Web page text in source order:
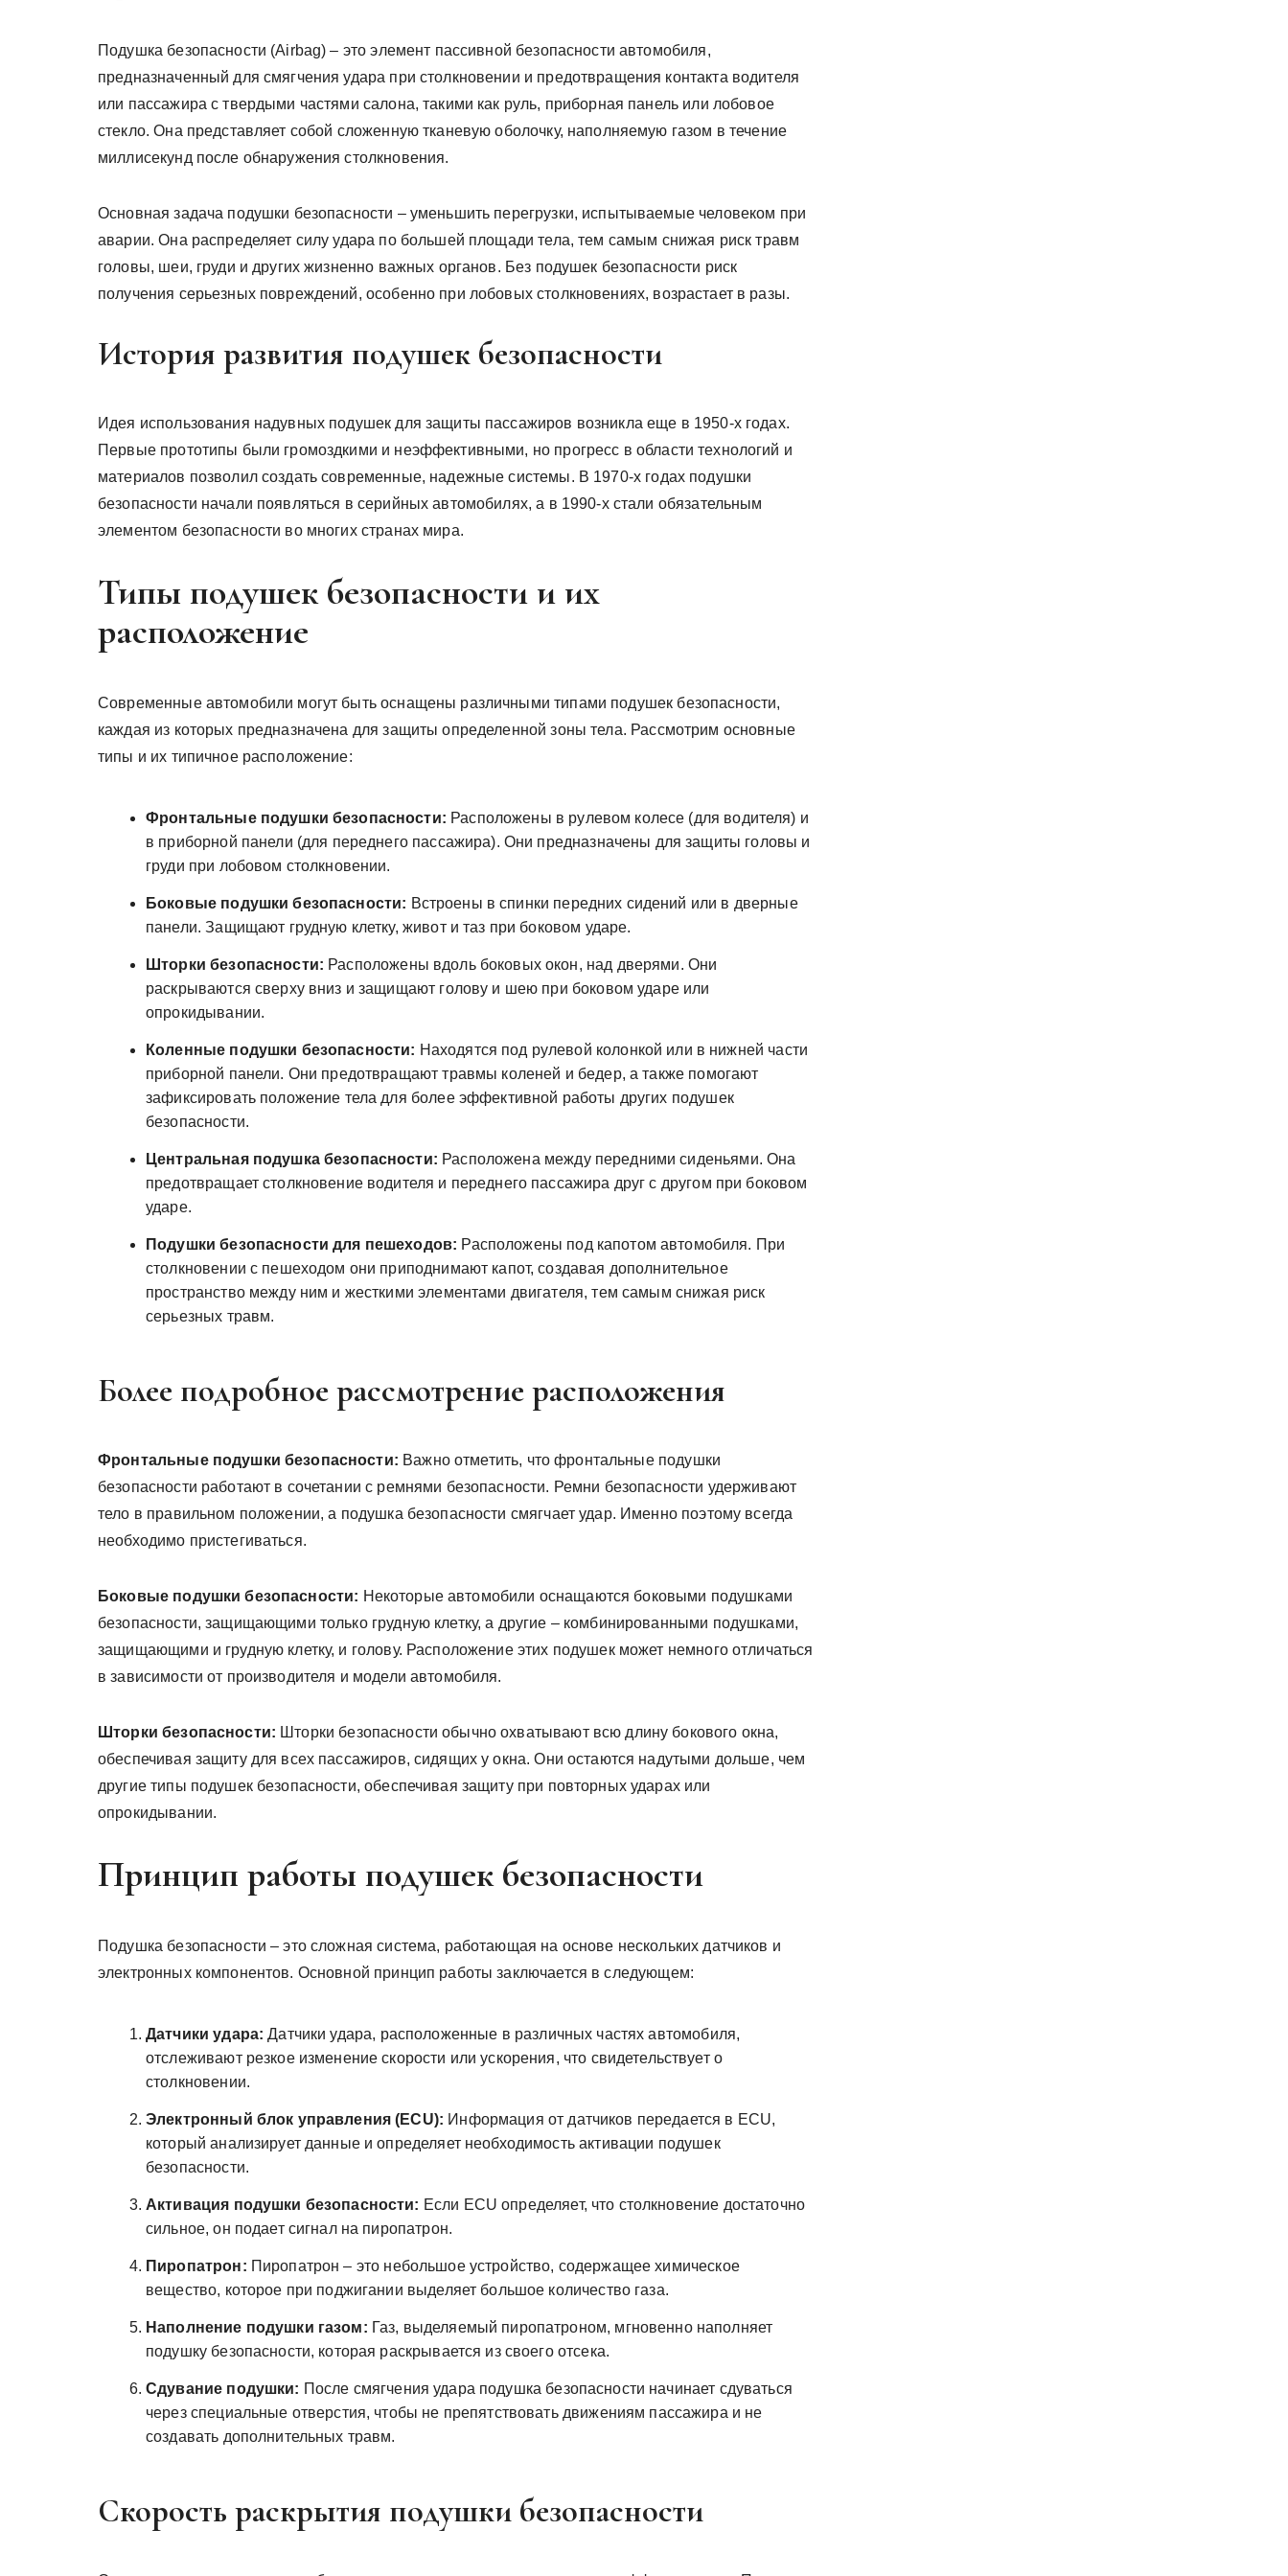
Подушка безопасности (Airbag) – это элемент пассивной безопасности автомобиля,
предназначенный для смягчения удара при столкновении и предотвращения контакта водителя
или пассажира с твердыми частями салона, такими как руль, приборная панель или лобовое
стекло. Она представляет собой сложенную тканевую оболочку, наполняемую газом в течение
миллисекунд после обнаружения столкновения.
Основная задача подушки безопасности – уменьшить перегрузки, испытываемые человеком при
аварии. Она распределяет силу удара по большей площади тела, тем самым снижая риск травм
головы, шеи, груди и других жизненно важных органов. Без подушек безопасности риск
получения серьезных повреждений, особенно при лобовых столкновениях, возрастает в разы.
История развития подушек безопасности
Идея использования надувных подушек для защиты пассажиров возникла еще в 1950-х годах.
Первые прототипы были громоздкими и неэффективными, но прогресс в области технологий и
материалов позволил создать современные, надежные системы. В 1970-х годах подушки
безопасности начали появляться в серийных автомобилях, а в 1990-х стали обязательным
элементом безопасности во многих странах мира.
Типы подушек безопасности и их
расположение
Современные автомобили могут быть оснащены различными типами подушек безопасности,
каждая из которых предназначена для защиты определенной зоны тела. Рассмотрим основные
типы и их типичное расположение:
Фронтальные подушки безопасности: Расположены в рулевом колесе (для водителя) и
в приборной панели (для переднего пассажира). Они предназначены для защиты головы и
груди при лобовом столкновении.
Боковые подушки безопасности: Встроены в спинки передних сидений или в дверные
панели. Защищают грудную клетку, живот и таз при боковом ударе.
Шторки безопасности: Расположены вдоль боковых окон, над дверями. Они
раскрываются сверху вниз и защищают голову и шею при боковом ударе или
опрокидывании.
Коленные подушки безопасности: Находятся под рулевой колонкой или в нижней части
приборной панели. Они предотвращают травмы коленей и бедер, а также помогают
зафиксировать положение тела для более эффективной работы других подушек
безопасности.
Центральная подушка безопасности: Расположена между передними сиденьями. Она
предотвращает столкновение водителя и переднего пассажира друг с другом при боковом
ударе.
Подушки безопасности для пешеходов: Расположены под капотом автомобиля. При
столкновении с пешеходом они приподнимают капот, создавая дополнительное
пространство между ним и жесткими элементами двигателя, тем самым снижая риск
серьезных травм.
Более подробное рассмотрение расположения
Фронтальные подушки безопасности: Важно отметить, что фронтальные подушки
безопасности работают в сочетании с ремнями безопасности. Ремни безопасности удерживают
тело в правильном положении, а подушка безопасности смягчает удар. Именно поэтому всегда
необходимо пристегиваться.
Боковые подушки безопасности: Некоторые автомобили оснащаются боковыми подушками
безопасности, защищающими только грудную клетку, а другие – комбинированными подушками,
защищающими и грудную клетку, и голову. Расположение этих подушек может немного отличаться
в зависимости от производителя и модели автомобиля.
Шторки безопасности: Шторки безопасности обычно охватывают всю длину бокового окна,
обеспечивая защиту для всех пассажиров, сидящих у окна. Они остаются надутыми дольше, чем
другие типы подушек безопасности, обеспечивая защиту при повторных ударах или
опрокидывании.
Принцип работы подушек безопасности
Подушка безопасности – это сложная система, работающая на основе нескольких датчиков и
электронных компонентов. Основной принцип работы заключается в следующем:
Датчики удара: Датчики удара, расположенные в различных частях автомобиля,
отслеживают резкое изменение скорости или ускорения, что свидетельствует о
столкновении.
Электронный блок управления (ECU): Информация от датчиков передается в ECU,
который анализирует данные и определяет необходимость активации подушек
безопасности.
Активация подушки безопасности: Если ECU определяет, что столкновение достаточно
сильное, он подает сигнал на пиропатрон.
Пиропатрон: Пиропатрон – это небольшое устройство, содержащее химическое
вещество, которое при поджигании выделяет большое количество газа.
Наполнение подушки газом: Газ, выделяемый пиропатроном, мгновенно наполняет
подушку безопасности, которая раскрывается из своего отсека.
Сдувание подушки: После смягчения удара подушка безопасности начинает сдуваться
через специальные отверстия, чтобы не препятствовать движениям пассажира и не
создавать дополнительных травм.
Скорость раскрытия подушки безопасности